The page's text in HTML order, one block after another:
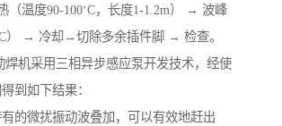
温度90-100‘C，长度1-1.2m） → 波峰
） → 冷却→切除多余插件脚 → 检查。
焊机采用三相异步感应泵开发技术，经使
到如下结果：
的微扰振动波叠加，可以有效地赶出